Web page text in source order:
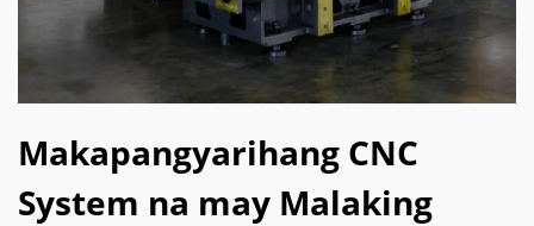
Makapangyarihang CNC
System na may Malaking